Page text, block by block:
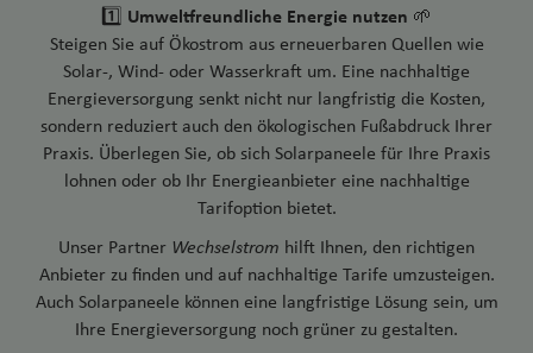
1️⃣ Umweltfreundliche Energie nutzen 🌱
Steigen Sie auf Ökostrom aus erneuerbaren Quellen wie
Solar-, Wind- oder Wasserkraft um. Eine nachhaltige
Energieversorgung senkt nicht nur langfristig die Kosten,
sondern reduziert auch den ökologischen Fußabdruck Ihrer
Praxis. Überlegen Sie, ob sich Solarpaneele für Ihre Praxis
lohnen oder ob Ihr Energieanbieter eine nachhaltige
Tarifoption bietet.
Unser Partner Wechselstrom hilft Ihnen, den richtigen
Anbieter zu finden und auf nachhaltige Tarife umzusteigen.
Auch Solarpaneele können eine langfristige Lösung sein, um
Ihre Energieversorgung noch grüner zu gestalten.